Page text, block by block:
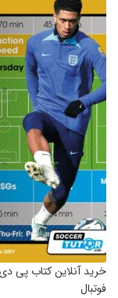
خرید آنلاین کتاب پی
فوتبال